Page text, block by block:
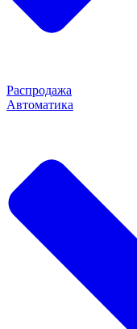
Распродажа
Автоматика